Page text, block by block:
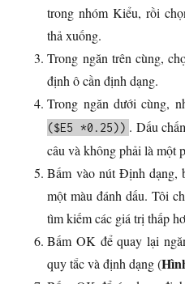
trong nhóm Kiểu, rồi
thả xuống.
Trong ngăn trên cùng,
định ô cần định dạng.
Trong ngăn dưới cùng,
($E5 *0.25)) . Dấu
câu và không phải là một
Bấm vào nút Định dạng,
một màu đánh dấu. Tôi
tìm kiếm các giá trị thấp
Bấm OK để quay lại
quy tắc và định dạng (